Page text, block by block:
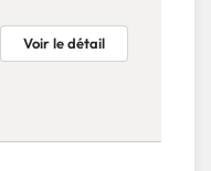
Voir le détail